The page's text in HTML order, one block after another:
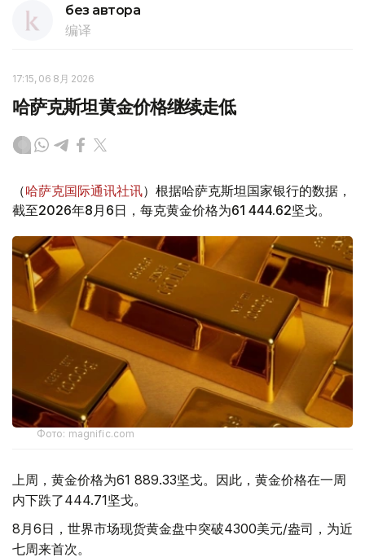
без автора
编译
17:15, 06 8月 2026
哈萨克斯坦黄金价格继续走低
（哈萨克国际通讯社讯）根据哈萨克斯坦国家银行的数据，
截至2026年8月6日，每克黄金价格为61 444.62坚戈。
Фото: magnific.com
上周，黄金价格为61 889.33坚戈。因此，黄金价格在一周
内下跌了444.71坚戈。
8月6日，世界市场现货黄金盘中突破4300美元/盎司，为近
七周来首次。